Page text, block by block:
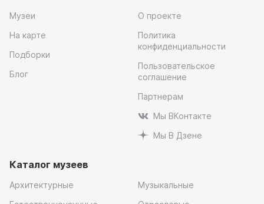
Музеи
На карте
Подборки
Блог
О проекте
Политика
конфиденциальности
Пользовательское
соглашение
Партнерам
Мы ВКонтакте
Мы В Дзене
Каталог музеев
Архитектурные
Музыкальные